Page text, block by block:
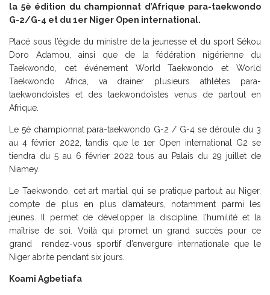
la 5è édition du championnat d’Afrique para-taekwondo
G-2/G-4 et du 1er Niger Open international.
Placé sous l’égide du ministre de la jeunesse et du sport Sékou
Doro Adamou, ainsi que de la fédération nigérienne du
Taekwondo, cet événement World Taekwondo et World
Taekwondo Africa, va drainer plusieurs athlètes para-
taekwondoïstes et des taekwondoïstes venus de partout en
Afrique.
Le 5è championnat para-taekwondo G-2 / G-4 se déroule du 3
au 4 février 2022, tandis que le 1er Open international G2 se
tiendra du 5 au 6 février 2022 tous au Palais du 29 juillet de
Niamey.
Le Taekwondo, cet art martial qui se pratique partout au Niger,
compte de plus en plus d’amateurs, notamment parmi les
jeunes. Il permet de développer la discipline, l’humilité et la
maîtrise de soi. Voilà qui promet un grand succès pour ce
grand rendez-vous sportif d’envergure internationale que le
Niger abrite pendant six jours.
Koami Agbetiafa